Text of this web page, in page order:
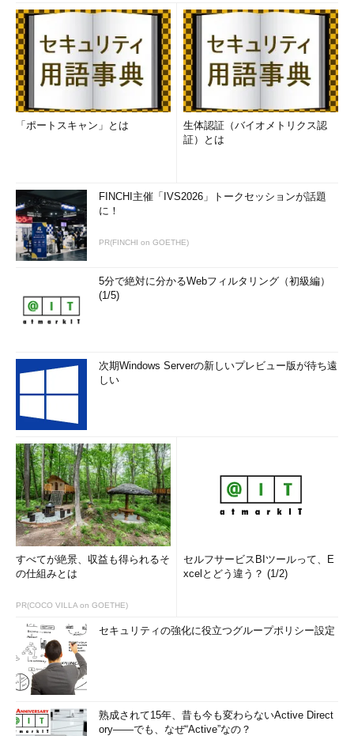
「ポートスキャン」とは
生体認証（バイオメトリクス認
証）とは
FINCHI主催「IVS2026」トークセッションが話題
に！
PR(FINCHI on GOETHE)
5分で絶対に分かるWebフィルタリング（初級編）
(1/5)
次期Windows Serverの新しいプレビュー版が待ち遠
しい
すべてが絶景、収益も得られるそ
の仕組みとは
PR(COCO VILLA on GOETHE)
セルフサービスBIツールって、E
xcelとどう違う？ (1/2)
セキュリティの強化に役立つグループポリシー設定
熟成されて15年、昔も今も変わらないActive Direct
ory――でも、なぜ“Active”なの？